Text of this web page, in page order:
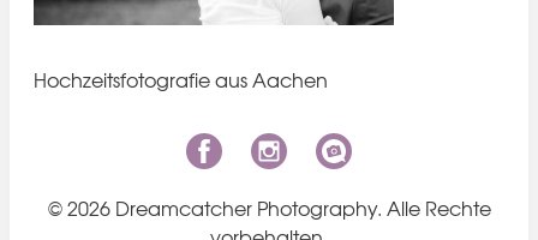
Hochzeitsfotografie aus Aachen
© 2026 Dreamcatcher Photography. Alle Rechte